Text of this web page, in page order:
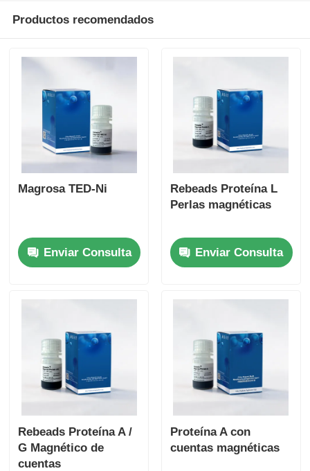
Productos recomendados
Magrosa TED-Ni
Enviar Consulta
Rebeads Proteína L
Perlas magnéticas
Enviar Consulta
Rebeads Proteína A /
G Magnético de
cuentas
Proteína A con
cuentas magnéticas